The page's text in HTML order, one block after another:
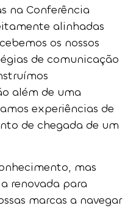
na Conferência
alinhadas
os nossos
de comunicação
além de uma
experiências de
de chegada de um
mas
renovada para
marcas a navegar